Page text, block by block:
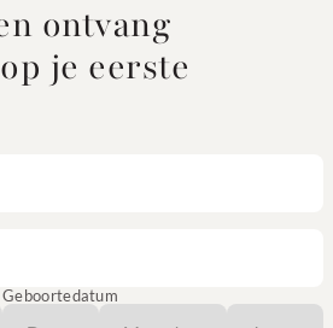
ontvang
op je eerste
Geboortedatum